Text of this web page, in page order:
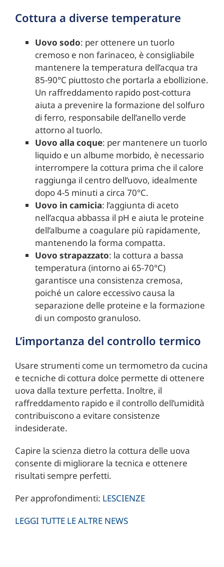
Cottura a diverse temperature
Uovo sodo: per ottenere un tuorlo
cremoso e non farinaceo, è consigliabile
mantenere la temperatura dell’acqua tra
85-90°C piuttosto che portarla a ebollizione.
Un raffreddamento rapido post-cottura
aiuta a prevenire la formazione del solfuro
di ferro, responsabile dell’anello verde
attorno al tuorlo.
Uovo alla coque: per mantenere un tuorlo
liquido e un albume morbido, è necessario
interrompere la cottura prima che il calore
raggiunga il centro dell’uovo, idealmente
dopo 4-5 minuti a circa 70°C.
Uovo in camicia: l’aggiunta di aceto
nell’acqua abbassa il pH e aiuta le proteine
dell’albume a coagulare più rapidamente,
mantenendo la forma compatta.
Uovo strapazzato: la cottura a bassa
temperatura (intorno ai 65-70°C)
garantisce una consistenza cremosa,
poiché un calore eccessivo causa la
separazione delle proteine e la formazione
di un composto granuloso.
L’importanza del controllo termico
Usare strumenti come un termometro da cucina
e tecniche di cottura dolce permette di ottenere
uova dalla texture perfetta. Inoltre, il
raffreddamento rapido e il controllo dell’umidità
contribuiscono a evitare consistenze
indesiderate.
Capire la scienza dietro la cottura delle uova
consente di migliorare la tecnica e ottenere
risultati sempre perfetti.
Per approfondimenti: LESCIENZE
LEGGI TUTTE LE ALTRE NEWS